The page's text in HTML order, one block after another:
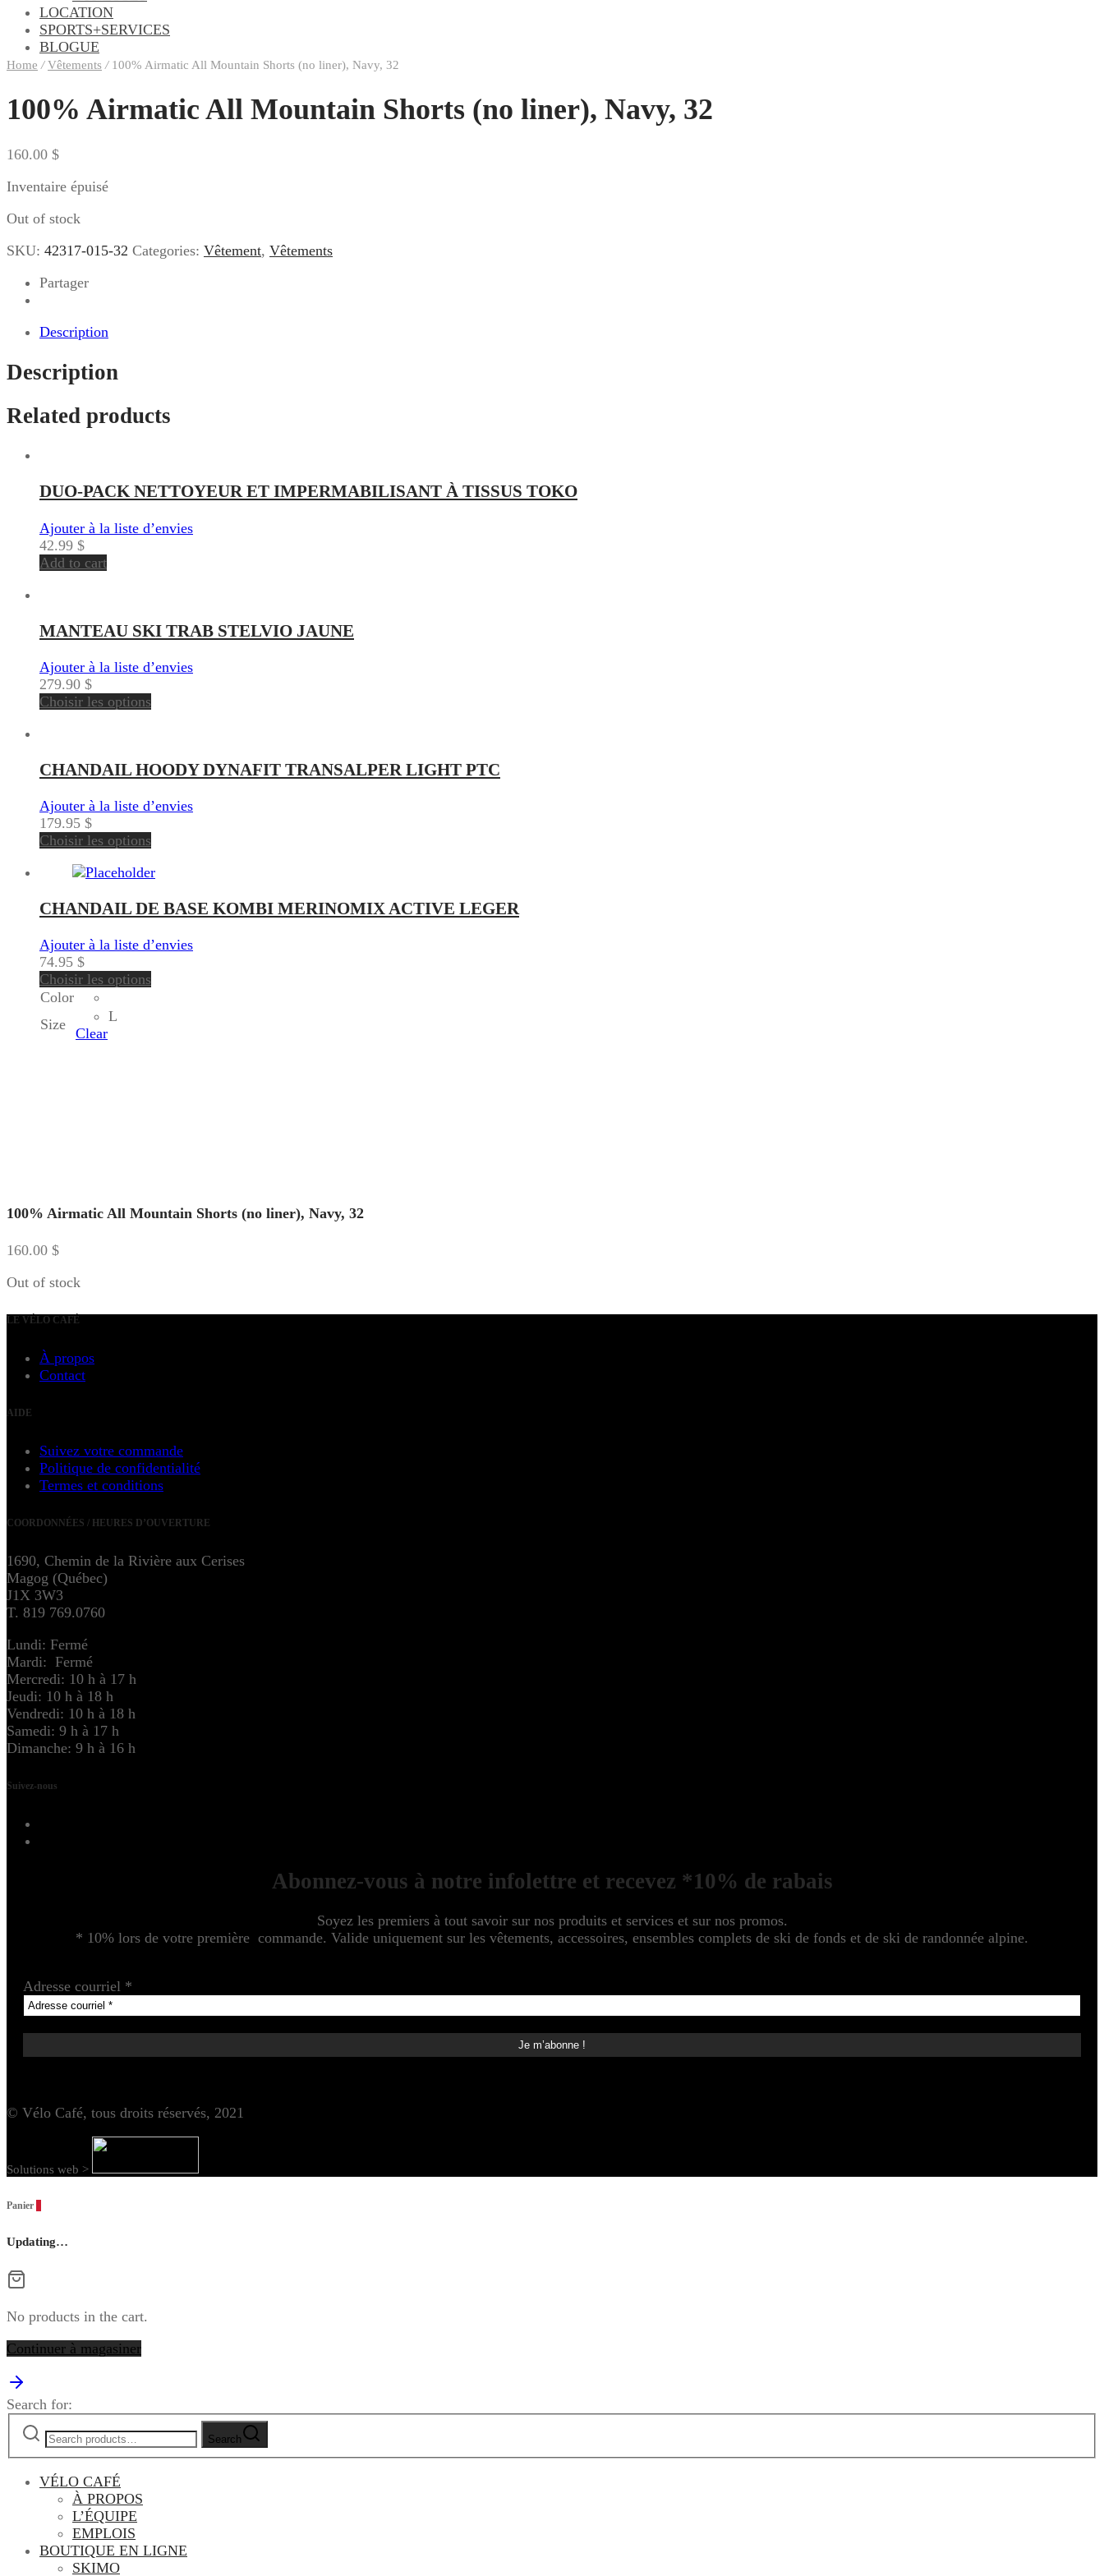
LOCATION
SPORTS+SERVICES
BLOGUE
Home / Vêtements /100% Airmatic All Mountain Shorts (no liner), Navy, 32
100% Airmatic All Mountain Shorts (no liner), Navy, 32
160.00 $
Inventaire épuisé
Out of stock
SKU: 42317-015-32 Categories: Vêtement, Vêtements
Partager
Description
Description
Related products
DUO-PACK NETTOYEUR ET IMPERMABILISANT À TISSUS TOKO
Ajouter à la liste d’envies
42.99 $
Add to cart
MANTEAU SKI TRAB STELVIO JAUNE
Ajouter à la liste d’envies
279.90 $
Choisir les options
CHANDAIL HOODY DYNAFIT TRANSALPER LIGHT PTC
Ajouter à la liste d’envies
179.95 $
Choisir les options
CHANDAIL DE BASE KOMBI MERINOMIX ACTIVE LEGER
Ajouter à la liste d’envies
74.95 $
Choisir les options
Color
Size
L
Clear
100% Airmatic All Mountain Shorts (no liner), Navy, 32
160.00 $
Out of stock
LE VÉLO CAFÉ
À propos
Contact
AIDE
Suivez votre commande
Politique de confidentialité
Termes et conditions
COORDONNÉES / HEURES D’OUVERTURE
1690, Chemin de la Rivière aux Cerises
Magog (Québec)
J1X 3W3
T. 819 769.0760
Lundi: Fermé
Mardi: Fermé
Mercredi: 10 h à 17 h
Jeudi: 10 h à 18 h
Vendredi: 10 h à 18 h
Samedi: 9 h à 17 h
Dimanche: 9 h à 16 h
Suivez-nous
Abonnez-vous à notre infolettre et recevez *10% de rabais
Soyez les premiers à tout savoir sur nos produits et services et sur nos promos.
* 10% lors de votre première commande. Valide uniquement sur les vêtements, accessoires, ensembles complets de ski de fonds et de ski de randonnée alpine.
Adresse courriel *
© Vélo Café, tous droits réservés, 2021
Solutions web >
Panier
Updating…
No products in the cart.
Continuer à magasiner
Search for:
Search
VÉLO CAFÉ
À PROPOS
L’ÉQUIPE
EMPLOIS
BOUTIQUE EN LIGNE
SKIMO